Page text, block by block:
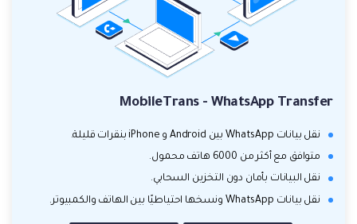
MobileTrans - WhatsApp Transfer
نقل بيانات WhatsApp بين Android و iPhone بنقرات قليلة.
متوافق مع أكثر من 6000 هاتف محمول.
نقل البيانات بأمان دون التخزين السحابي.
نقل بيانات WhatsApp ونسخها احتياطيًا بين الهاتف والكمبيوتر.